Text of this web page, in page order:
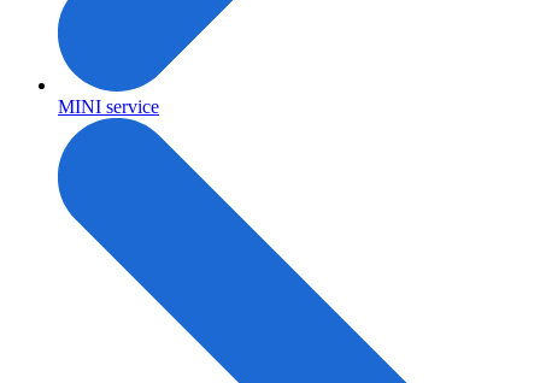
MINI service